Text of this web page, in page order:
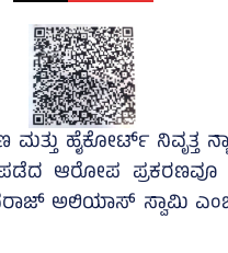
ಹೈಕೋರ್ಟ್‌ ನಿವೃತ್ತ
ಪಡೆದ ಆರೋಪ
ಅಲಿಯಾಸ್‌ ಸ್ವಾಮಿ